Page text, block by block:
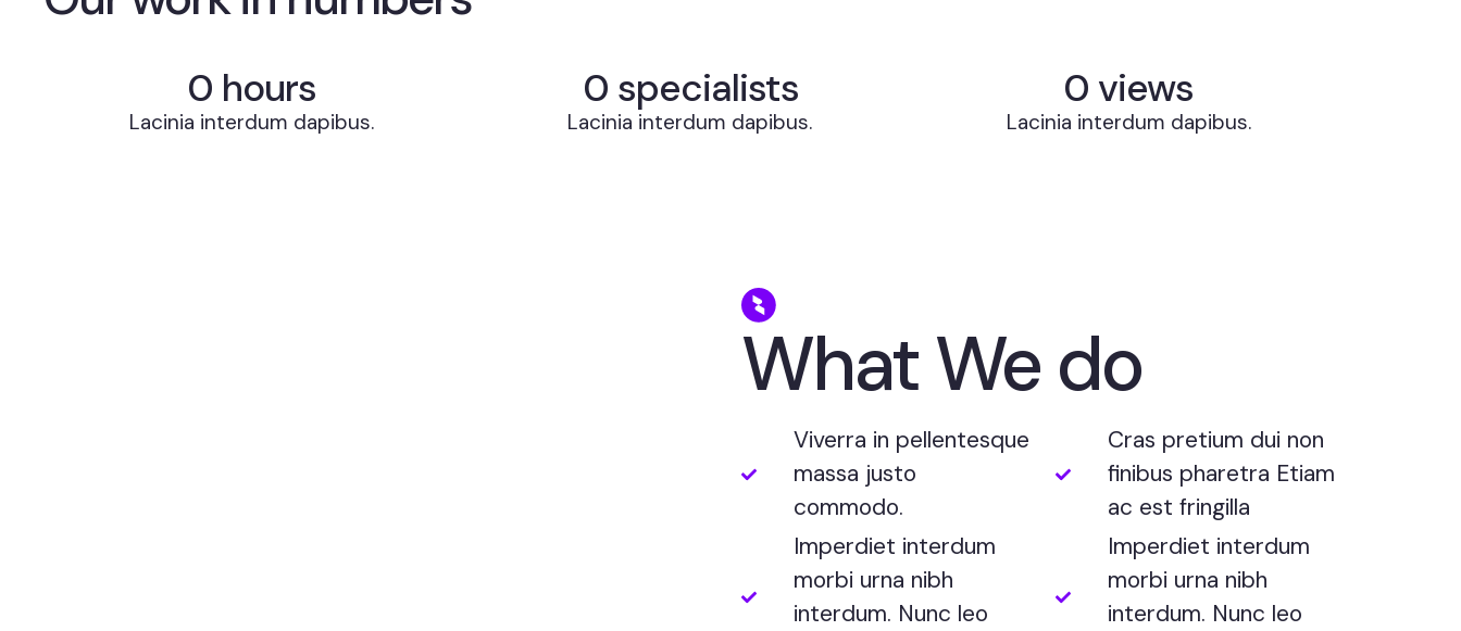
Lacinia interdum dapibus.
0 hours
Lacinia interdum dapibus.
0 specialists
Lacinia interdum dapibus.
0 views
What We do
Viverra in pellentesque
massa justo
commodo.
Imperdiet interdum
morbi urna nibh
interdum. Nunc leo
Cras pretium dui non
finibus pharetra Etiam
ac est fringilla
Imperdiet interdum
morbi urna nibh
interdum. Nunc leo